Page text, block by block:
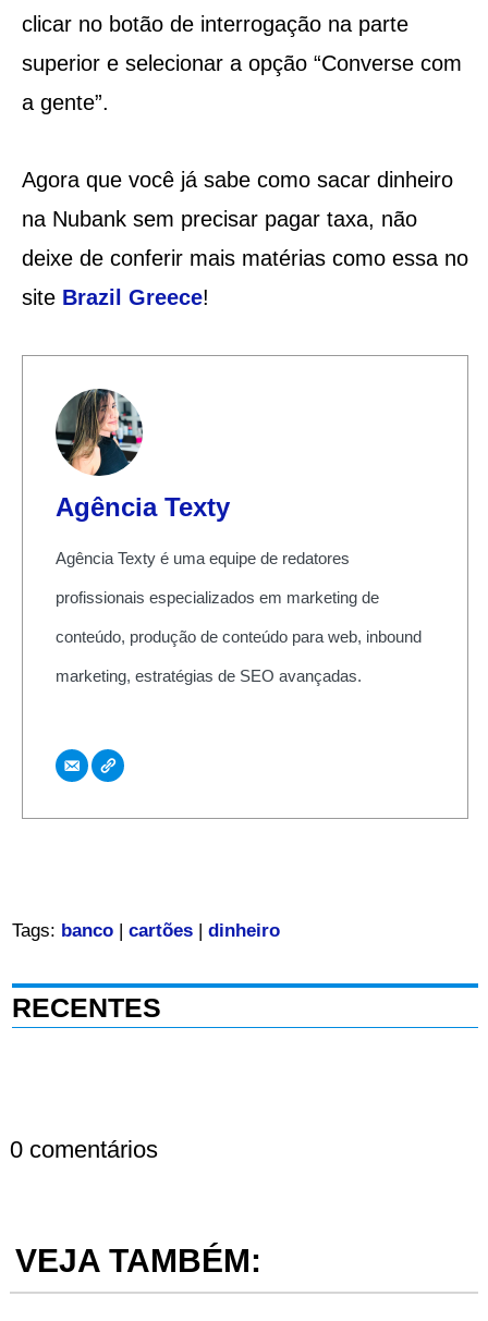
clicar no botão de interrogação na parte
superior e selecionar a opção “Converse com
a gente”.
Agora que você já sabe como sacar dinheiro
na Nubank sem precisar pagar taxa, não
deixe de conferir mais matérias como essa no
site Brazil Greece!
Agência Texty
Agência Texty é uma equipe de redatores
profissionais especializados em marketing de
conteúdo, produção de conteúdo para web, inbound
marketing, estratégias de SEO avançadas.
Tags: banco| cartões| dinheiro
RECENTES
0 comentários
VEJA TAMBÉM: